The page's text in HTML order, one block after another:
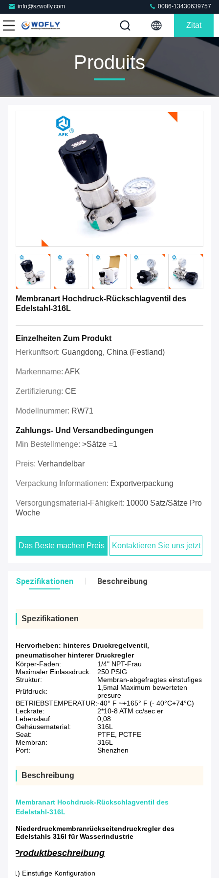
info@szwofly.com 0086-13430639757
Zitat
Produits
Membranart Hochdruck-Rückschlagventil des
Edelstahl-316L
Einzelheiten Zum Produkt
Herkunftsort: Guangdong, China (Festland)
Markenname: AFK
Zertifizierung: CE
Modellnummer: RW71
Zahlungs- Und Versandbedingungen
Min Bestellmenge: >Sätze =1
Preis: Verhandelbar
Verpackung Informationen: Exportverpackung
Versorgungsmaterial-Fähigkeit: 10000 Satz/Sätze Pro
Woche
Das Beste machen Preis Kontaktieren Sie uns jetzt
Spezifikationen Beschreibung
Spezifikationen
Hervorheben: hinteres Druckregelventil,
pneumatischer hinterer Druckregler
Körper-Faden:
1/4" NPT-Frau
Maximaler Einlassdruck:
250 PSIG
Struktur:
Membran-abgefragtes einstufiges
Prüfdruck:
1,5mal Maximum bewerteten
presure
BETRIEBSTEMPERATUR:-40° F ~+165° F (- 40°C+74°C)
Leckrate:
2*10-8 ATM cc/sec er
Lebenslauf:
0,08
Gehäusematerial:
316L
Seat:
PTFE, PCTFE
Membran:
316L
Port:
Shenzhen
Beschreibung
Membranart Hochdruck-Rückschlagventil des
Edelstahl-316L
Niederdruckmembranrückseitendruckregler des
Edelstahls 316l für Wasserindustrie
Produktbeschreibung
1) Einstufige Konfiguration